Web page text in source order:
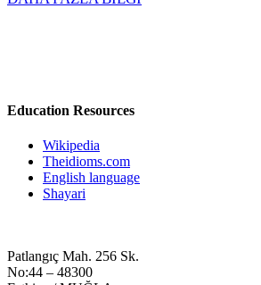
Education Resources
Wikipedia
Theidioms.com
English language
Shayari
Patlangıç Mah. 256 Sk.
No:44 – 48300